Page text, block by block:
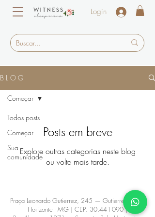
Login
B L O G
Todos posts
Começar
Sua
comunidade
Começar
Posts em breve
Explore outras categorias neste blog
ou volte mais tarde.
Praça Leonardo Gutierrez, 245 — Gutierrez , Belo
Horizonte - MG | CEP: 30.441-090|